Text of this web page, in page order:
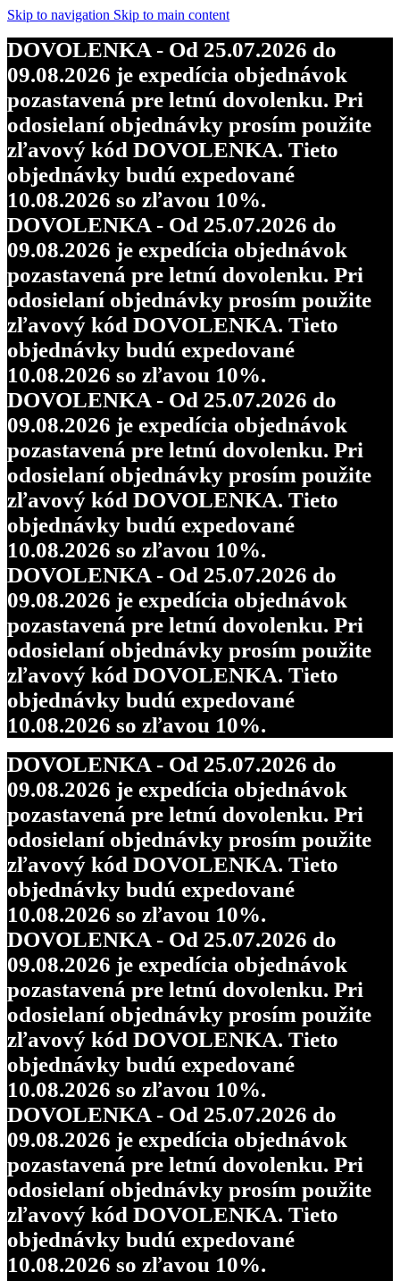
Skip to navigation Skip to main content
DOVOLENKA - Od 25.07.2026 do
09.08.2026 je expedícia objednávok
pozastavená pre letnú dovolenku. Pri
odosielaní objednávky prosím použite
zľavový kód DOVOLENKA. Tieto
objednávky budú expedované
10.08.2026 so zľavou 10%.
DOVOLENKA - Od 25.07.2026 do
09.08.2026 je expedícia objednávok
pozastavená pre letnú dovolenku. Pri
odosielaní objednávky prosím použite
zľavový kód DOVOLENKA. Tieto
objednávky budú expedované
10.08.2026 so zľavou 10%.
DOVOLENKA - Od 25.07.2026 do
09.08.2026 je expedícia objednávok
pozastavená pre letnú dovolenku. Pri
odosielaní objednávky prosím použite
zľavový kód DOVOLENKA. Tieto
objednávky budú expedované
10.08.2026 so zľavou 10%.
DOVOLENKA - Od 25.07.2026 do
09.08.2026 je expedícia objednávok
pozastavená pre letnú dovolenku. Pri
odosielaní objednávky prosím použite
zľavový kód DOVOLENKA. Tieto
objednávky budú expedované
10.08.2026 so zľavou 10%.
DOVOLENKA - Od 25.07.2026 do
09.08.2026 je expedícia objednávok
pozastavená pre letnú dovolenku. Pri
odosielaní objednávky prosím použite
zľavový kód DOVOLENKA. Tieto
objednávky budú expedované
10.08.2026 so zľavou 10%.
DOVOLENKA - Od 25.07.2026 do
09.08.2026 je expedícia objednávok
pozastavená pre letnú dovolenku. Pri
odosielaní objednávky prosím použite
zľavový kód DOVOLENKA. Tieto
objednávky budú expedované
10.08.2026 so zľavou 10%.
DOVOLENKA - Od 25.07.2026 do
09.08.2026 je expedícia objednávok
pozastavená pre letnú dovolenku. Pri
odosielaní objednávky prosím použite
zľavový kód DOVOLENKA. Tieto
objednávky budú expedované
10.08.2026 so zľavou 10%.